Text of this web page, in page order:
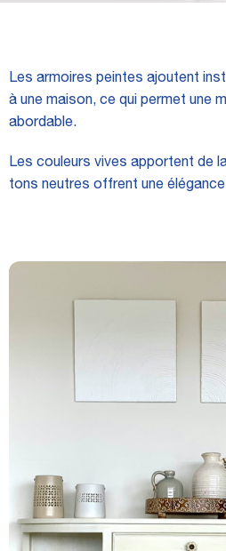
Les armoires peintes ajoutent
à une maison, ce qui permet une
abordable.
Les couleurs vives apportent de
tons neutres offrent une